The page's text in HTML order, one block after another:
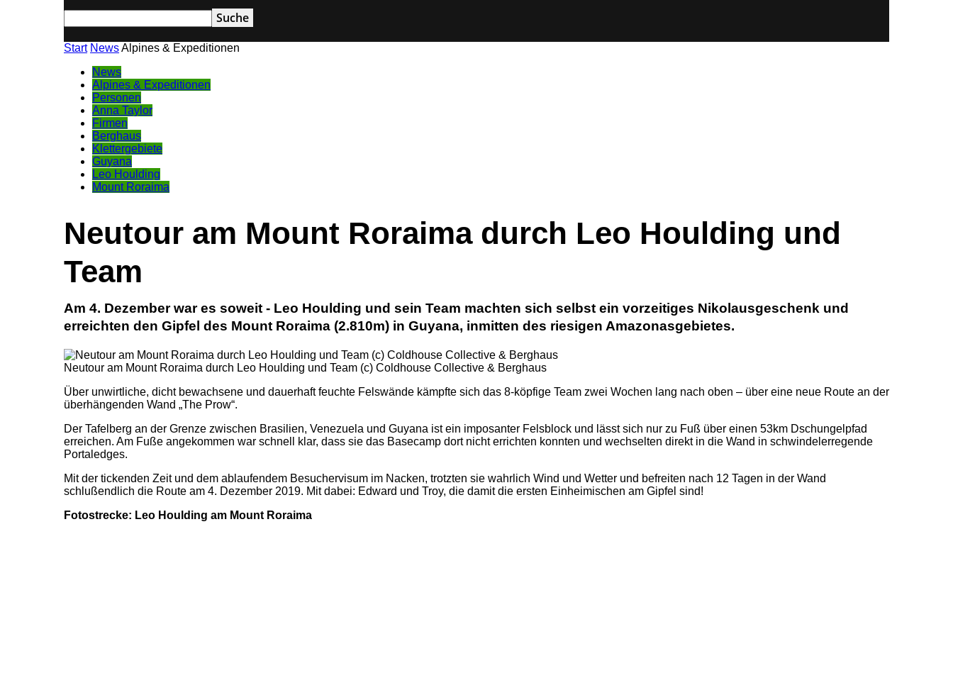
Start NewsAlpines & Expeditionen
News
Alpines & Expeditionen
Personen
Anna Taylor
Firmen
Berghaus
Klettergebiete
Guyana
Leo Houlding
Mount Roraima
Neutour am Mount Roraima durch Leo Houlding und
Team
Am 4. Dezember war es soweit - Leo Houlding und sein Team machten sich selbst ein vorzeitiges Nikolausgeschenk und
erreichten den Gipfel des Mount Roraima (2.810m) in Guyana, inmitten des riesigen Amazonasgebietes.
Neutour am Mount Roraima durch Leo Houlding und Team (c) Coldhouse Collective & Berghaus
Über unwirtliche, dicht bewachsene und dauerhaft feuchte Felswände kämpfte sich das 8-köpfige Team zwei Wochen lang nach oben – über eine neue Route an der
überhängenden Wand „The Prow“.
Der Tafelberg an der Grenze zwischen Brasilien, Venezuela und Guyana ist ein imposanter Felsblock und lässt sich nur zu Fuß über einen 53km Dschungelpfad
erreichen. Am Fuße angekommen war schnell klar, dass sie das Basecamp dort nicht errichten konnten und wechselten direkt in die Wand in schwindelerregende
Portaledges.
Mit der tickenden Zeit und dem ablaufendem Besuchervisum im Nacken, trotzten sie wahrlich Wind und Wetter und befreiten nach 12 Tagen in der Wand
schlußendlich die Route am 4. Dezember 2019. Mit dabei: Edward und Troy, die damit die ersten Einheimischen am Gipfel sind!
Fotostrecke: Leo Houlding am Mount Roraima